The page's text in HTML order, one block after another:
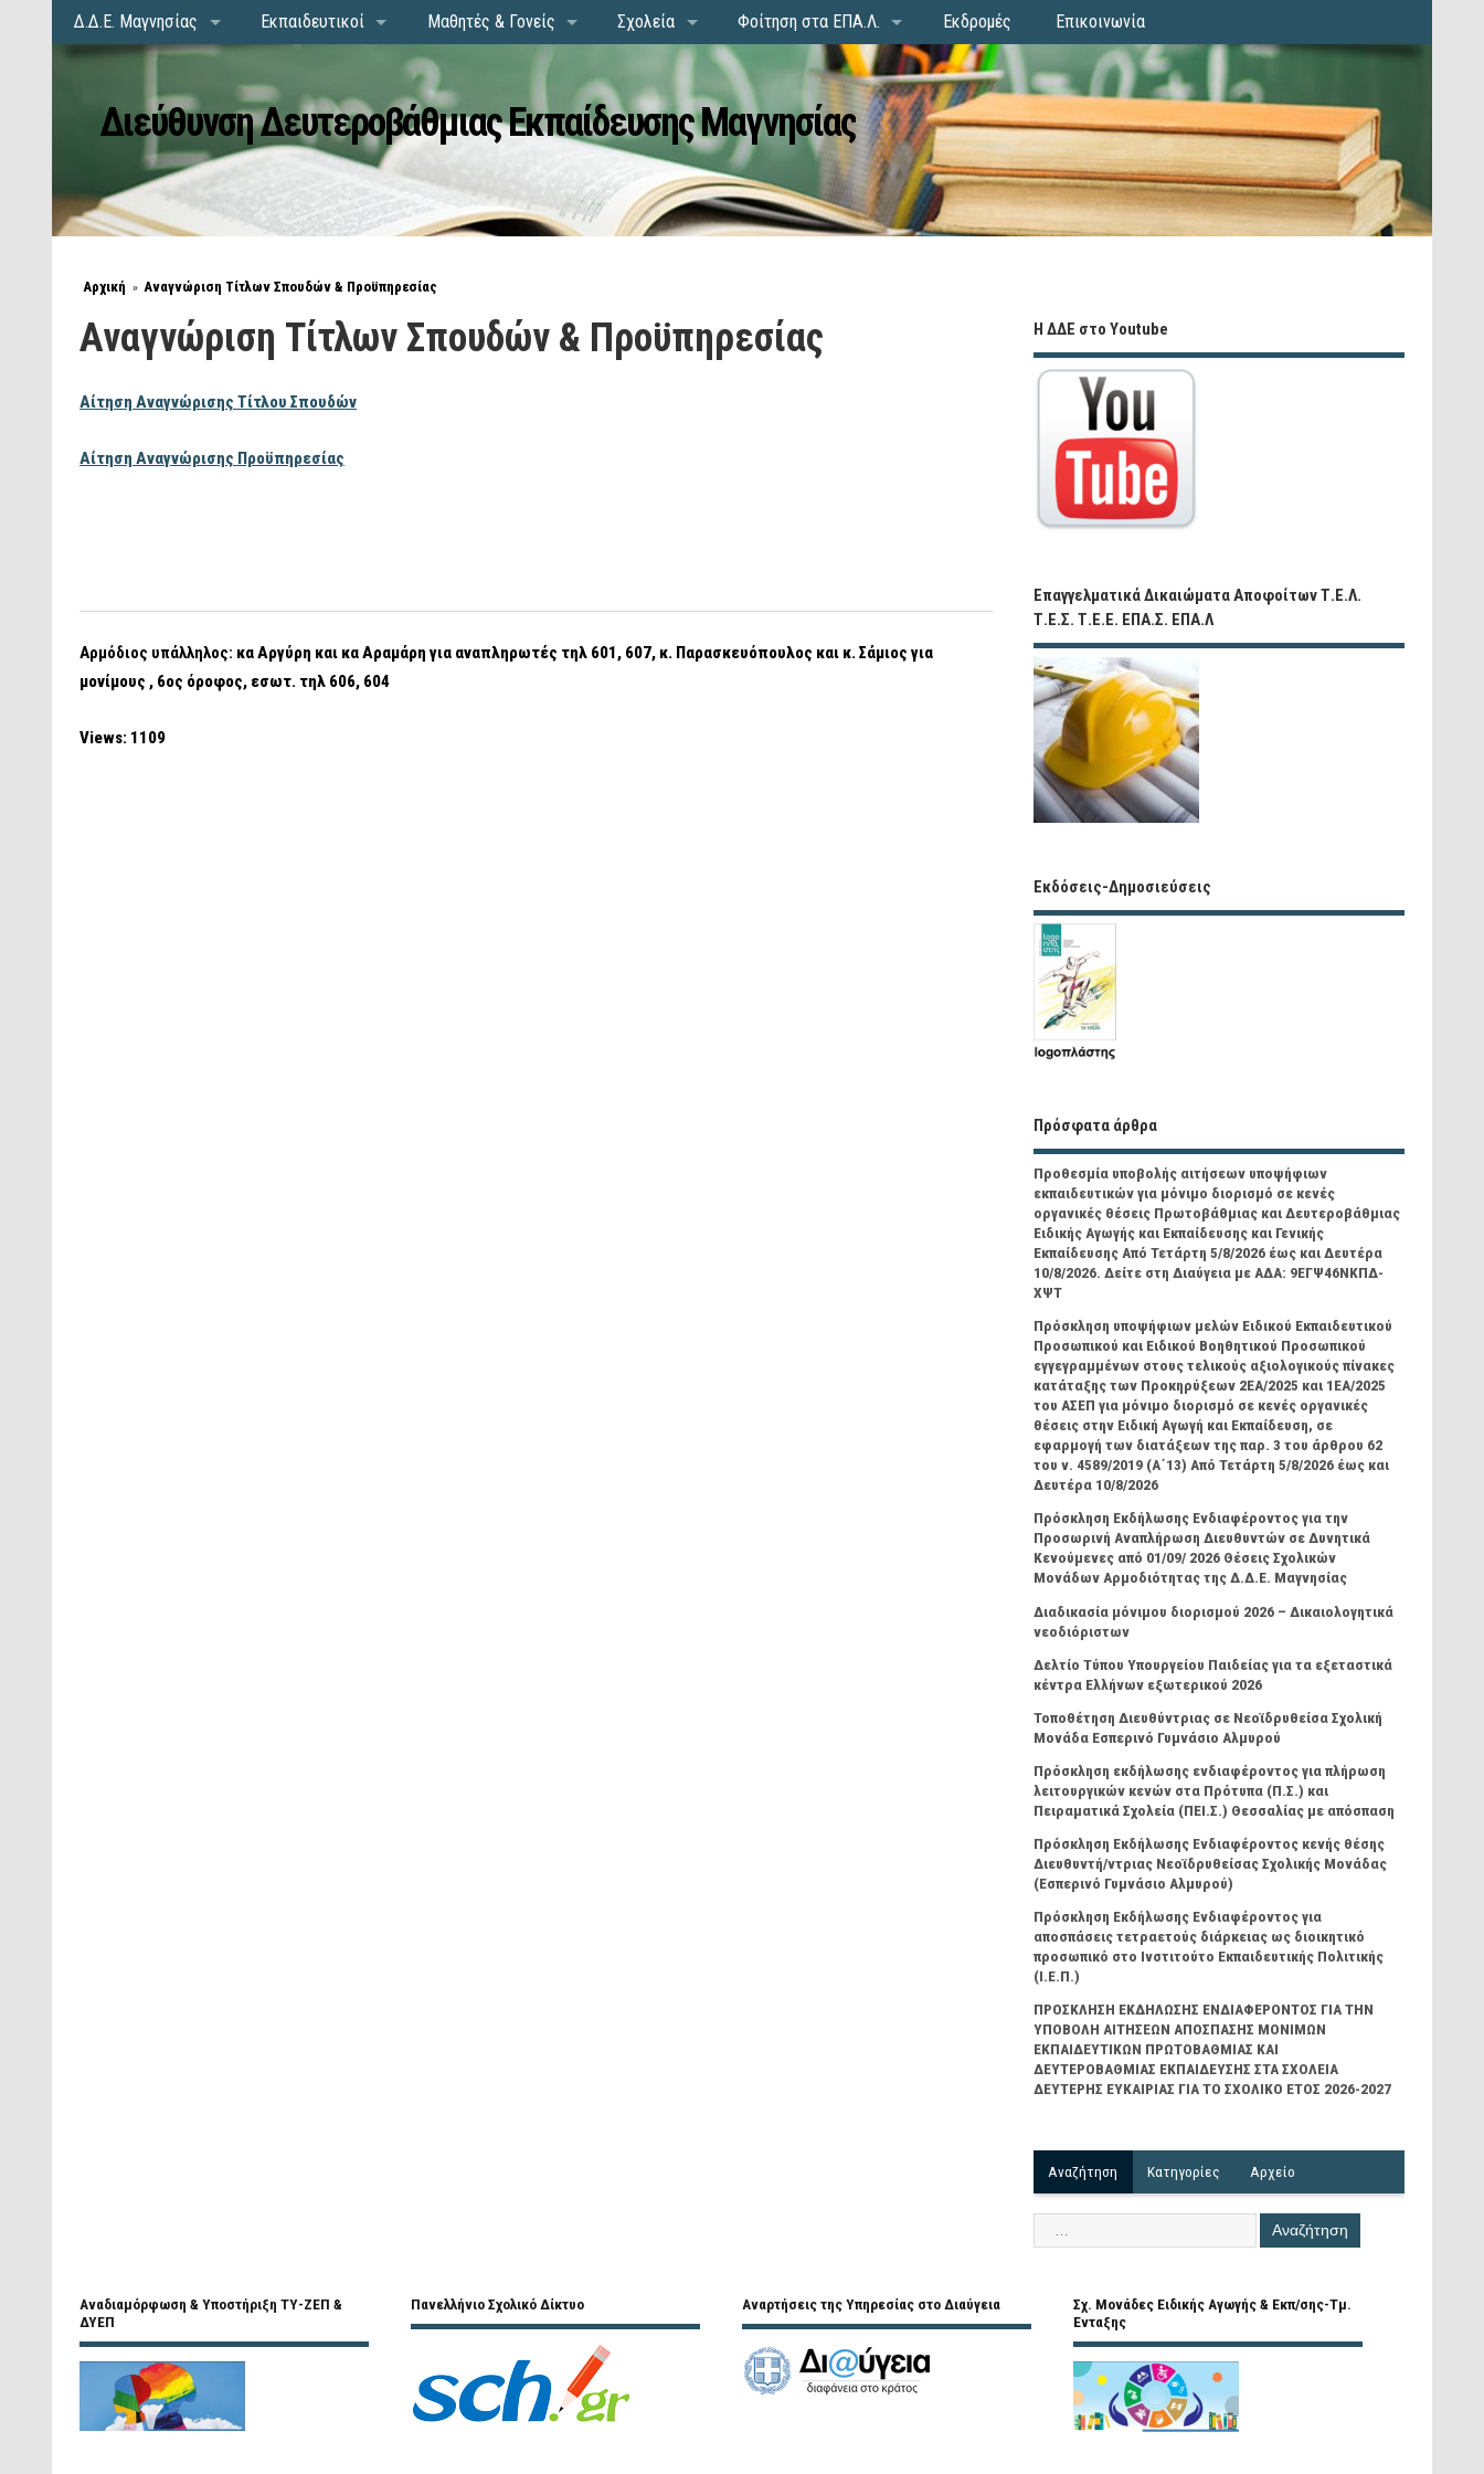
Δ.Δ.Ε. Μαγνησίας Εκπαιδευτικοί Μαθητές & Γονείς Σχολεία Φοίτηση στα ΕΠΑ.Λ. Εκδρομές Επικοινωνία
Διεύθυνση Δευτεροβάθμιας Εκπαίδευσης Μαγνησίας
Αρχική » Αναγνώριση Τίτλων Σπουδών & Προϋπηρεσίας
Αναγνώριση Τίτλων Σπουδών & Προϋπηρεσίας
Αίτηση Αναγνώρισης Τίτλου Σπουδών
Αίτηση Αναγνώρισης Προϋπηρεσίας
Αρμόδιος υπάλληλος: κα Αργύρη και κα Αραμάρη για αναπληρωτές τηλ 601, 607, κ. Παρασκευόπουλος και κ. Σάμιος για
μονίμους , 6ος όροφος, εσωτ. τηλ 606, 604
Views: 1109
Η ΔΔΕ στο Youtube
Επαγγελματικά Δικαιώματα Αποφοίτων Τ.Ε.Λ.
Τ.Ε.Σ. Τ.Ε.Ε. ΕΠΑ.Σ. ΕΠΑ.Λ
Εκδόσεις-Δημοσιεύσεις
Πρόσφατα άρθρα
Προθεσμία υποβολής αιτήσεων υποψήφιων
εκπαιδευτικών για μόνιμο διορισμό σε κενές
οργανικές θέσεις Πρωτοβάθμιας και Δευτεροβάθμιας
Ειδικής Αγωγής και Εκπαίδευσης και Γενικής
Εκπαίδευσης Από Τετάρτη 5/8/2026 έως και Δευτέρα
10/8/2026. Δείτε στη Διαύγεια με ΑΔΑ: 9ΕΓΨ46ΝΚΠΔ-
ΧΨΤ
Πρόσκληση υποψήφιων μελών Ειδικού Εκπαιδευτικού
Προσωπικού και Ειδικού Βοηθητικού Προσωπικού
εγγεγραμμένων στους τελικούς αξιολογικούς πίνακες
κατάταξης των Προκηρύξεων 2ΕΑ/2025 και 1ΕΑ/2025
του ΑΣΕΠ για μόνιμο διορισμό σε κενές οργανικές
θέσεις στην Ειδική Αγωγή και Εκπαίδευση, σε
εφαρμογή των διατάξεων της παρ. 3 του άρθρου 62
του ν. 4589/2019 (Α΄13) Από Τετάρτη 5/8/2026 έως και
Δευτέρα 10/8/2026
Πρόσκληση Εκδήλωσης Ενδιαφέροντος για την
Προσωρινή Αναπλήρωση Διευθυντών σε Δυνητικά
Κενούμενες από 01/09/ 2026 Θέσεις Σχολικών
Μονάδων Αρμοδιότητας της Δ.Δ.Ε. Μαγνησίας
Διαδικασία μόνιμου διορισμού 2026 – Δικαιολογητικά
νεοδιόριστων
Δελτίο Τύπου Υπουργείου Παιδείας για τα εξεταστικά
κέντρα Ελλήνων εξωτερικού 2026
Τοποθέτηση Διευθύντριας σε Νεοϊδρυθείσα Σχολική
Μονάδα Εσπερινό Γυμνάσιο Αλμυρού
Πρόσκληση εκδήλωσης ενδιαφέροντος για πλήρωση
λειτουργικών κενών στα Πρότυπα (Π.Σ.) και
Πειραματικά Σχολεία (ΠΕΙ.Σ.) Θεσσαλίας με απόσπαση
Πρόσκληση Εκδήλωσης Ενδιαφέροντος κενής θέσης
Διευθυντή/ντριας Νεοϊδρυθείσας Σχολικής Μονάδας
(Εσπερινό Γυμνάσιο Αλμυρού)
Πρόσκληση Εκδήλωσης Ενδιαφέροντος για
αποσπάσεις τετραετούς διάρκειας ως διοικητικό
προσωπικό στο Ινστιτούτο Εκπαιδευτικής Πολιτικής
(Ι.Ε.Π.)
ΠΡΟΣΚΛΗΣΗ ΕΚΔΗΛΩΣΗΣ ΕΝΔΙΑΦΕΡΟΝΤΟΣ ΓΙΑ ΤΗΝ
ΥΠΟΒΟΛΗ ΑΙΤΗΣΕΩΝ ΑΠΟΣΠΑΣΗΣ ΜΟΝΙΜΩΝ
ΕΚΠΑΙΔΕΥΤΙΚΩΝ ΠΡΩΤΟΒΑΘΜΙΑΣ ΚΑΙ
ΔΕΥΤΕΡΟΒΑΘΜΙΑΣ ΕΚΠΑΙΔΕΥΣΗΣ ΣΤΑ ΣΧΟΛΕΙΑ
ΔΕΥΤΕΡΗΣ ΕΥΚΑΙΡΙΑΣ ΓΙΑ ΤΟ ΣΧΟΛΙΚΟ ΕΤΟΣ 2026-2027
Αναζήτηση Kατηγορίες Αρχείο
Αναδιαμόρφωση & Υποστήριξη ΤΥ-ΖΕΠ &
ΔΥΕΠ
Πανελλήνιο Σχολικό Δίκτυο Αναρτήσεις της Υπηρεσίας στο Διαύγεια
Σχ. Μονάδες Ειδικής Αγωγής & Εκπ/σης-Τμ.
Ένταξης